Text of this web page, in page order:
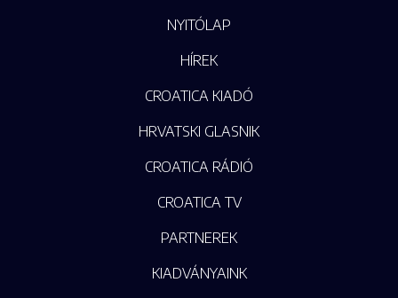
NYITÓLAP
HÍREK
CROATICA KIADÓ
HRVATSKI GLASNIK
CROATICA RÁDIÓ
CROATICA TV
PARTNEREK
KIADVÁNYAINK